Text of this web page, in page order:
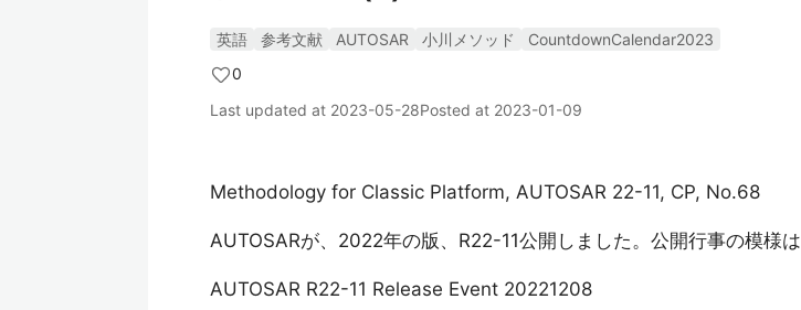
英語 参考文献 AUTOSAR 小川メソッド
CountdownCalendar2023
0
Last updated at 2023-05-28Posted at 2023-01-09
Methodology for Classic Platform, AUTOSAR 22-11, CP, No.68
AUTOSARが、2022年の版、R22-11公開しました。公開行事の模様は
AUTOSAR R22-11 Release Event 20221208